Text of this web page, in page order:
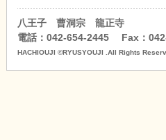
八王子 曹洞宗 龍正寺
電話：042-654-2445 Fax：
HACHIOUJI ©RYUSYOUJI .All Rights